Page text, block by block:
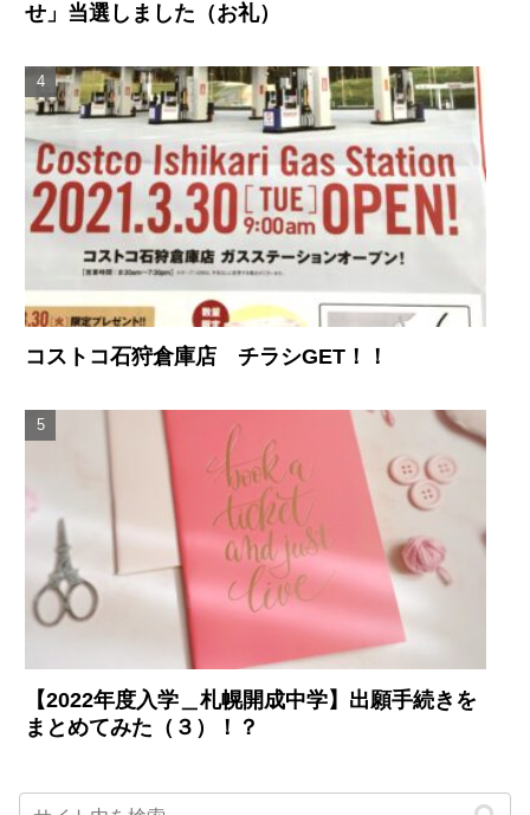
せ」当選しました（お礼）
コストコ石狩倉庫店 チラシGET！！
【2022年度入学＿札幌開成中学】出願手続きを
まとめてみた（３）！？